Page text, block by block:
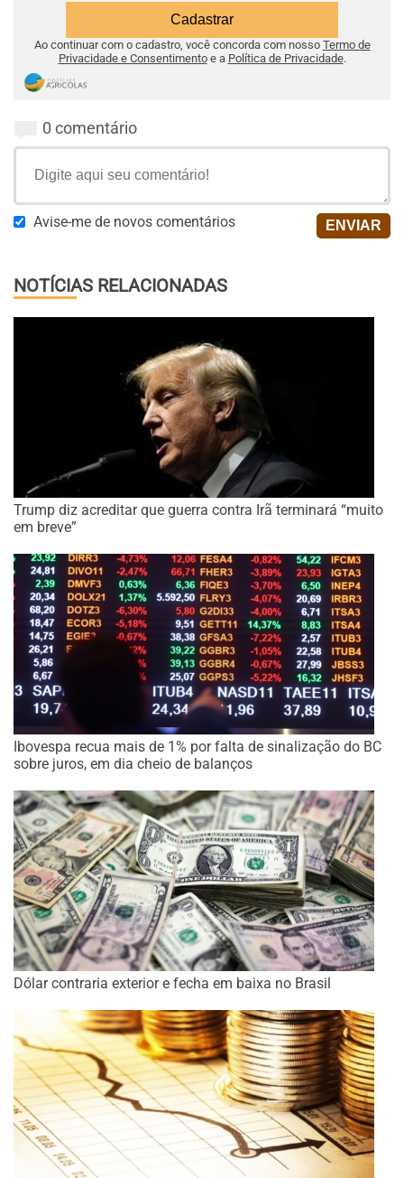
Ao continuar com o cadastro, você concorda com nosso Termo de
Privacidade e Consentimentoe a Política de Privacidade.
0 comentário
Avise-me de novos comentários
NOTÍCIAS RELACIONADAS
Trump diz acreditar que guerra contra Irã terminará “muito
em breve”
Ibovespa recua mais de 1% por falta de sinalização do BC
sobre juros, em dia cheio de balanços
Dólar contraria exterior e fecha em baixa no Brasil